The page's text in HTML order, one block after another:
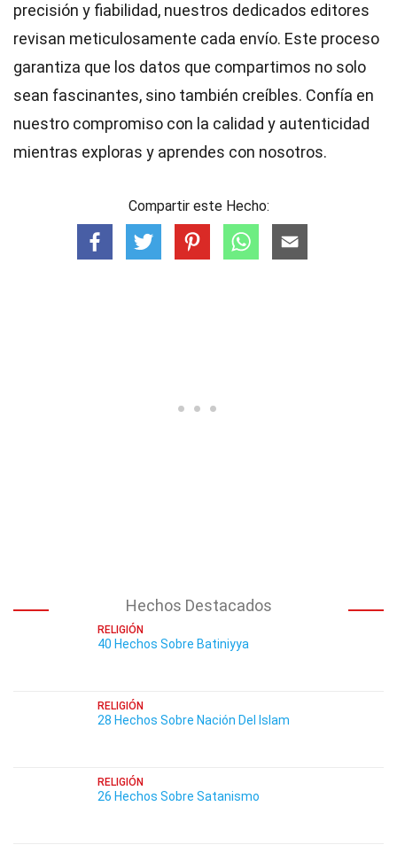
precisión y fiabilidad, nuestros dedicados editores
revisan meticulosamente cada envío. Este proceso
garantiza que los datos que compartimos no solo
sean fascinantes, sino también creíbles. Confía en
nuestro compromiso con la calidad y autenticidad
mientras exploras y aprendes con nosotros.
Compartir este Hecho:
Hechos Destacados
RELIGIÓN
40 Hechos Sobre Batiniyya
RELIGIÓN
28 Hechos Sobre Nación Del Islam
RELIGIÓN
26 Hechos Sobre Satanismo